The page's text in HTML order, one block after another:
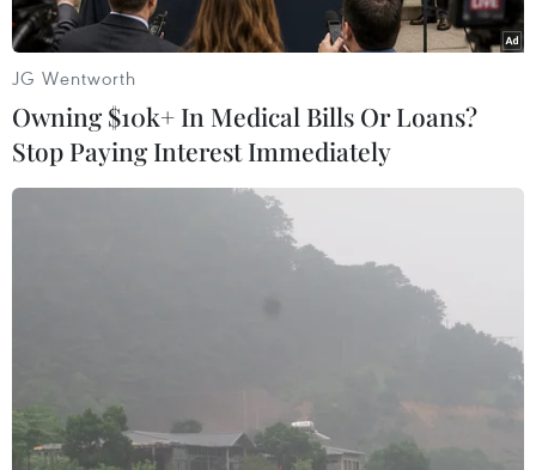
Ngoại trưởng Mỹ Mike Pompeo (phải) và Tổng thống Mỹ
Donald Trump trong cuộc họp báo sau Hội nghị thượng đỉnh
Mỹ-Triều lần hai ở Hà Nội ngày 28/2/2019. (Nguồn:
JG Wentworth
Owning $10k+ In Medical Bills Or Loans?
Stop Paying Interest Immediately